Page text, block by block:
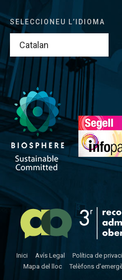
SELECCIONEU L’IDIOMA
Inici Avís Legal Política de
Mapa del lloc
Telèfons